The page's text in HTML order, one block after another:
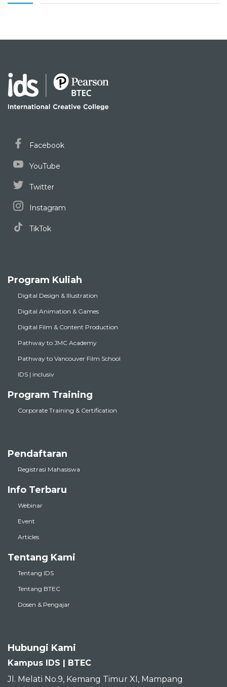
Facebook
YouTube
Twitter
Instagram
TikTok
Program Kuliah
Digital Design & Illustration
Digital Animation & Games
Digital Film & Content Production
Pathway to JMC Academy
Pathway to Vancouver Film School
IDS | inclusiv
Program Training
Corporate Training & Certification
Pendaftaran
Registrasi Mahasiswa
Info Terbaru
Webinar
Event
Articles
Tentang Kami
Tentang IDS
Tentang BTEC
Dosen & Pengajar
Hubungi Kami
Kampus IDS | BTEC
Jl. Melati No.9, Kemang Timur XI, Mampang